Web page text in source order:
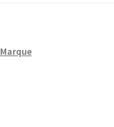
Marque